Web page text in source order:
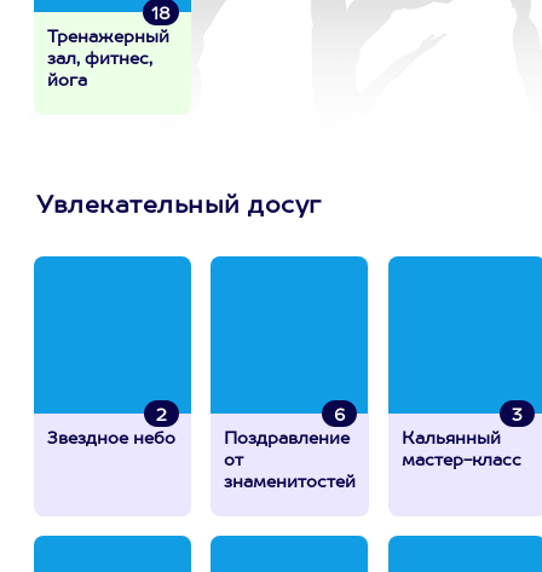
18
Тренажерный
зал, фитнес,
йога
Увлекательный досуг
2
Звездное небо
6
Поздравление
от
знаменитостей
3
Кальянный
мастер-класс